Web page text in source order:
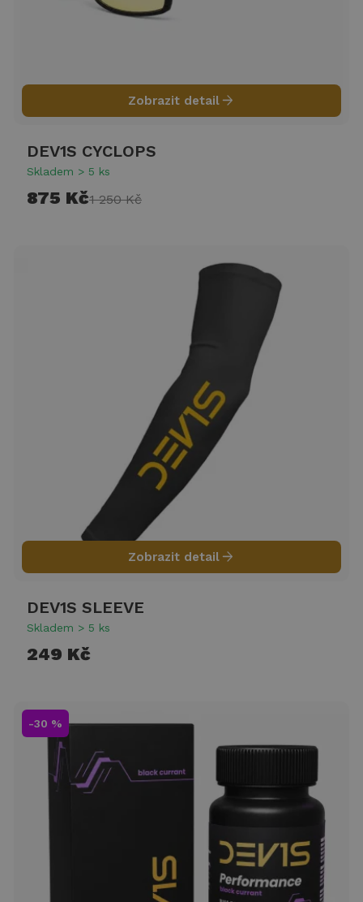
Zobrazit detailarrow_forward
DEV1S CYCLOPS
Skladem > 5 ks
875 Kč1 250 Kč
Zobrazit detailarrow_forward
DEV1S SLEEVE
Skladem > 5 ks
249 Kč
-30 %